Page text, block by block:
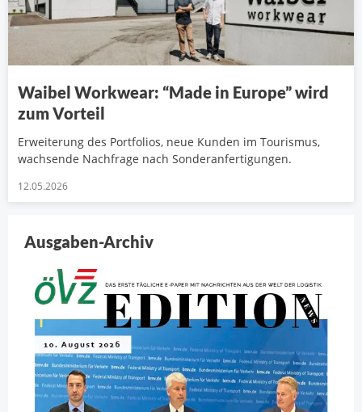
Waibel Workwear: “Made in Europe” wird
zum Vorteil
Erweiterung des Portfolios, neue Kunden im Tourismus,
wachsende Nachfrage nach Sonderanfertigungen.
12.05.2026
Ausgaben-Archiv